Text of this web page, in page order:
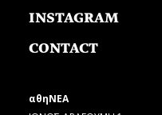
INSTAGRAM
CONTACT
αθηΝΕΑ